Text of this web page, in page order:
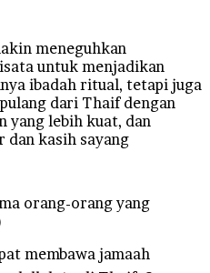
meneguhkan
untuk menjadikan
ibadah ritual, tetapi juga
dari Thaif dengan
yang lebih kuat, dan
dan kasih sayang
orang-orang yang
membawa jamaah